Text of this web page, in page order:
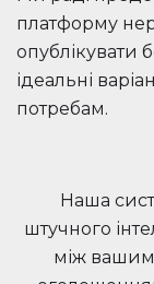
платформу
опублікувати
ідеальні
потребам.
Наша
штучного
між